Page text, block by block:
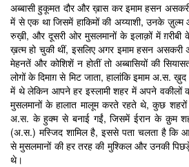
अब्बासी हुकूमत दौर और ख़ास कर इमाम हसन
में से एक था जिसमें हाकिमों की अय्याशी, उनके ज़ुल्म
रुख़ी, और दूसरी ओर मुसलमानों के इलाक़ों में
ख़त्म हो चुकी थीं, इसलिए अगर इमाम हसन असकरी
मेहनतें और कोशिशें न होतीं तो अब्बासियों की
लोगों के दिमाग़ से मिट जाता, हालांकि इमाम अ.स. ख़ुद
में थे लेकिन आपने हर इस्लामी शहर में अपने वकीलों
मुसलमानों के हालात मालूम करते रहते थे, कुछ शहरों
अ.स. के हुक्म से बनाई गईं, जिसमें ईरान के क़ुम
(अ.स.) मस्जिद शामिल है, इससे पता चलता है कि
से मुसलमानों की हर तरह की मुश्किल और उनकी
थे।